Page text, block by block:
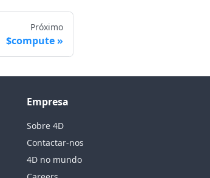
Próximo
$compute
Empresa
Sobre 4D
Contactar-nos
4D no mundo